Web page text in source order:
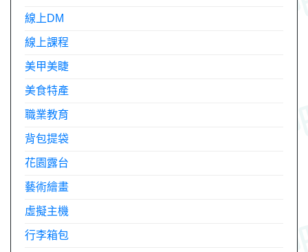
線上DM
線上課程
美甲美睫
美食特產
職業教育
背包提袋
花園露台
藝術繪畫
虛擬主機
行李箱包